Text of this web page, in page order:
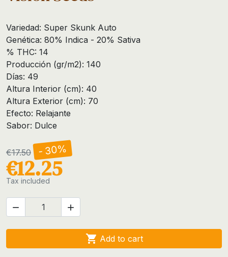
Variedad: Super Skunk Auto
Genética: 80% Indica - 20% Sativa
% THC: 14
Producción (gr/m2): 140
Días: 49
Altura Interior (cm): 40
Altura Exterior (cm): 70
Efecto: Relajante
Sabor: Dulce
€17.50 - 30%
€12.25
Tax included
 
 Add to cart